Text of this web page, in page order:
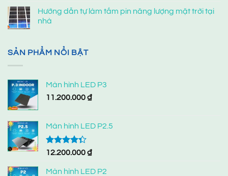
Hướng dẫn tự làm tấm pin năng lượng mặt trời tại
nhà
SẢN PHẨM NỔI BẬT
Màn hình LED P3
11.200.000₫
Màn hình LED P2.5
Được xếp
5 sao
12.200.000₫
Màn hình LED P2